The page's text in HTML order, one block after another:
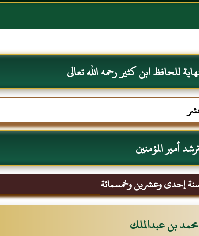
للحافظ ابن كثير رحمه الله تعالى
أمير المؤمنين
إحدى وعشرين وخمسمائة
محمد بن عبدالملك